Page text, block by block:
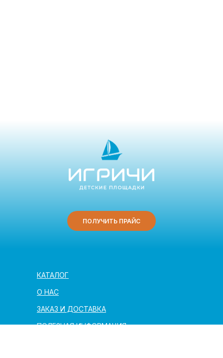
ПОЛЕЗНАЯ ИНФОРМАЦИЯ
ЗАКАЗ И ДОСТАВКА
О НАС
КАТАЛОГ
ПОЛУЧИТЬ ПРАЙС